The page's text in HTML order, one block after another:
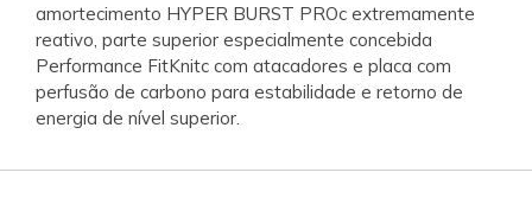
amortecimento HYPER BURST PROc extremamente
reativo, parte superior especialmente concebida
Performance FitKnitc com atacadores e placa com
perfusão de carbono para estabilidade e retorno de
energia de nível superior.